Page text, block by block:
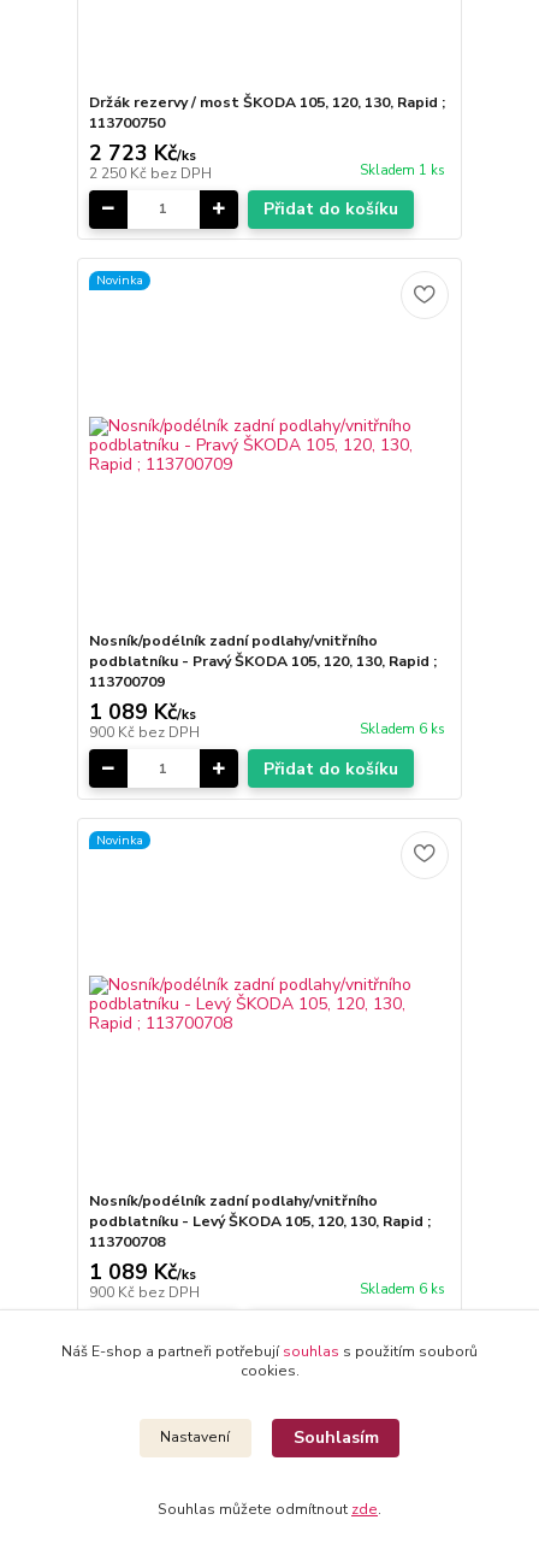
Držák rezervy / most ŠKODA 105, 120, 130, Rapid ;
113700750
2 723 Kč/ks
2 250 Kč bez DPH Skladem 1 ks
Přidat do košíku
Novinka
Nosník/podélník zadní podlahy/vnitřního
podblatníku - Pravý ŠKODA 105, 120, 130, Rapid ;
113700709
1 089 Kč/ks
900 Kč bez DPH Skladem 6 ks
Přidat do košíku
Novinka
Nosník/podélník zadní podlahy/vnitřního
podblatníku - Levý ŠKODA 105, 120, 130, Rapid ;
113700708
1 089 Kč/ks
900 Kč bez DPH Skladem 6 ks
Náš E-shop a partneři potřebujísouhlas s použitím souborů
cookies.
Nastavení Souhlasím
Souhlas můžete odmítnout zde.